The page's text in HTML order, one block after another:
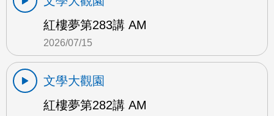
紅樓夢第283講 AM
2026/07/15
文學大觀園
紅樓夢第282講 AM